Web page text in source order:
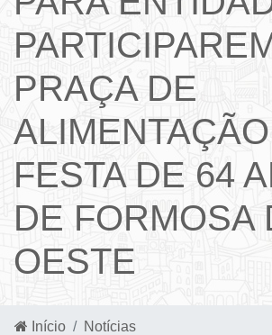
PRAÇA DE
FESTA DE 64
DE FORMOSA
OESTE
Início Notícias